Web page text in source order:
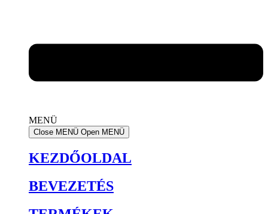
MENÜ
Close MENÜ Open MENÜ
KEZDŐOLDAL
BEVEZETÉS